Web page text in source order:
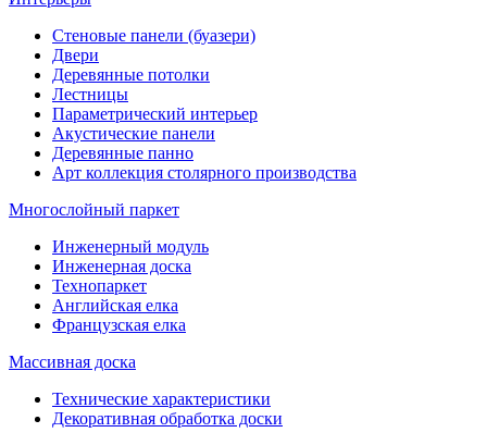
Стеновые панели (буазери)
Двери
Деревянные потолки
Лестницы
Параметрический интерьер
Акустические панели
Деревянные панно
Арт коллекция столярного производства
Многослойный паркет
Инженерный модуль
Инженерная доска
Технопаркет
Английская елка
Французская елка
Массивная доска
Технические характеристики
Декоративная обработка доски